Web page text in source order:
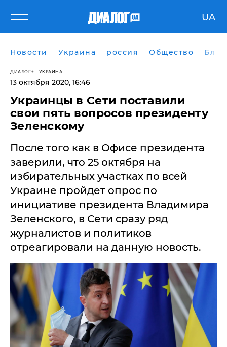
UA
Новости Украина россия Общество
ДИАЛОГ УКРАИНА
13 октября 2020, 16:46
Украинцы в Сети поставили
свои пять вопросов президенту
Зеленскому
После того как в Офисе президента
заверили, что 25 октября на
избирательных участках по всей
Украине пройдет опрос по
инициативе президента Владимира
Зеленского, в Сети сразу ряд
журналистов и политиков
отреагировали на данную новость.